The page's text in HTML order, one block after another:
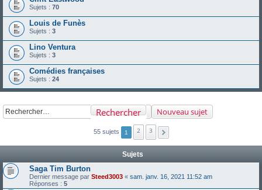
Sujets : 70
Louis de Funès
Sujets : 3
Lino Ventura
Sujets : 3
Comédies françaises
Sujets : 24
Nouveau sujet
Rechercher
55 sujets 1 2 3
Sujets
Saga Tim Burton
Dernier message par Steed3003 « sam. janv. 16, 2021 11:52 am
Réponses : 5